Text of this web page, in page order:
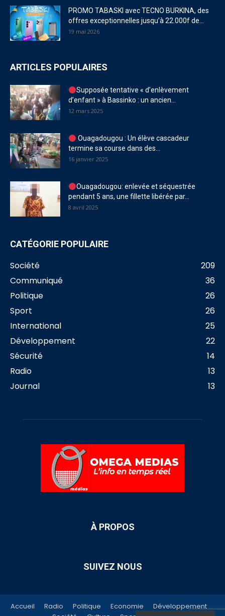
PROMO TABASKI avec TECNO BURKINA, des
offres exceptionnelles jusqu’à 22.000f de...
19 mai 2026
ARTICLES POPULAIRES
Supposée tentative « d’enlèvement
d’enfant » à Bassinko : un ancien...
12 mars 2025
Ouagadougou : Un élève cascadeur
termine sa course dans des...
16 janvier 2025
Ouagadougou: enlevée et séquestrée
pendant 5 ans, une fillette libérée par...
8 avril 2025
CATÉGORIE POPULAIRE
Société
209
Communiqué
36
Politique
26
Sport
26
International
25
Développement
22
Sécurité
14
Radio
13
Journal
13
À PROPOS
SUIVEZ NOUS
Accueil Radio Politique Economie
Développement